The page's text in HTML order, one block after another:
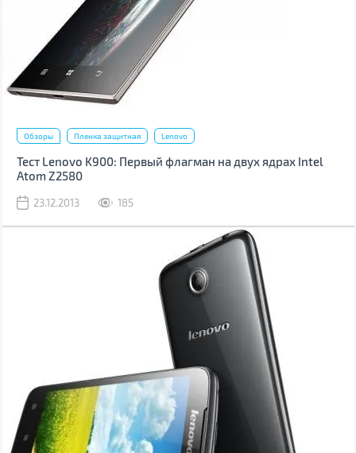
Обзоры Пленка защитная Lenovo
Тест Lenovo K900: Первый флагман на двух ядрах Intel
Atom Z2580
23.12.2013 185